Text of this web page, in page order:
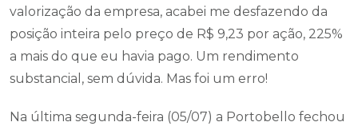
valorização da empresa, acabei me desfazendo da
posição inteira pelo preço de R$ 9,23 por ação, 225%
a mais do que eu havia pago. Um rendimento
substancial, sem dúvida. Mas foi um erro!
Na última segunda-feira (05/07) a Portobello fechou